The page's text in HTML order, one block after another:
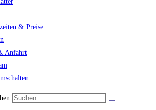
& Preise
Anfahrt